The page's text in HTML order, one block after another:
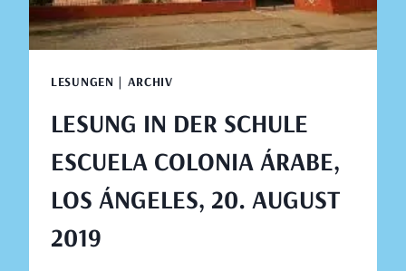
LESUNGEN | ARCHIV
LESUNG IN DER SCHULE
ESCUELA COLONIA ÁRABE,
LOS ÁNGELES, 20. AUGUST
2019